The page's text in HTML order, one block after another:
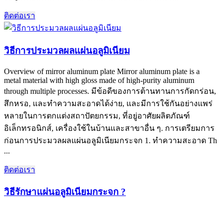
ติดต่อเรา
วิธีการประมวลผลแผ่นอลูมิเนียม
Overview of mirror aluminum plate Mirror aluminum plate is a
metal material with high gloss made of high-purity aluminum
through multiple processes. มีข้อดีของการต้านทานการกัดกร่อน,
สึกหรอ, และทำความสะอาดได้ง่าย, และมีการใช้กันอย่างแพร่
หลายในการตกแต่งสถาปัตยกรรม, ที่อยู่อาศัยผลิตภัณฑ์
อิเล็กทรอนิกส์, เครื่องใช้ในบ้านและสาขาอื่น ๆ. การเตรียมการ
ก่อนการประมวลผลแผ่นอลูมิเนียมกระจก 1. ทำความสะอาด Th
...
ติดต่อเรา
วิธีรักษาแผ่นอลูมิเนียมกระจก ?